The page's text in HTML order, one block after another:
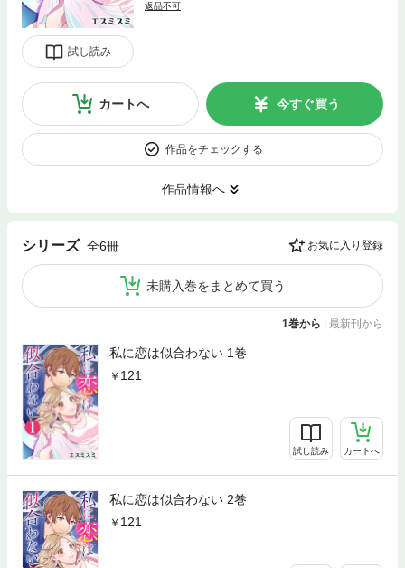
試し読み
返品不可
カートへ 今すぐ買う
作品をチェックする
作品情報へ
シリーズ 全6冊 お気に入り登録
未購入巻をまとめて買う
1巻から | 最新刊から
私に恋は似合わない 1巻
121
試し読み カートへ
私に恋は似合わない 2巻
121